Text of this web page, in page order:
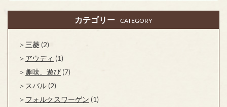
カテゴリー CATEGORY
三菱 (2)
アウディ (1)
趣味、遊び (7)
スバル (2)
フォルクスワーゲン (1)